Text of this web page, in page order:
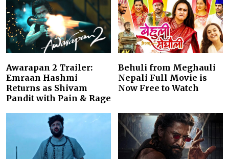
Awarapan 2 Trailer:
Emraan Hashmi
Returns as Shivam
Pandit with Pain & Rage
Behuli from Meghauli
Nepali Full Movie is
Now Free to Watch